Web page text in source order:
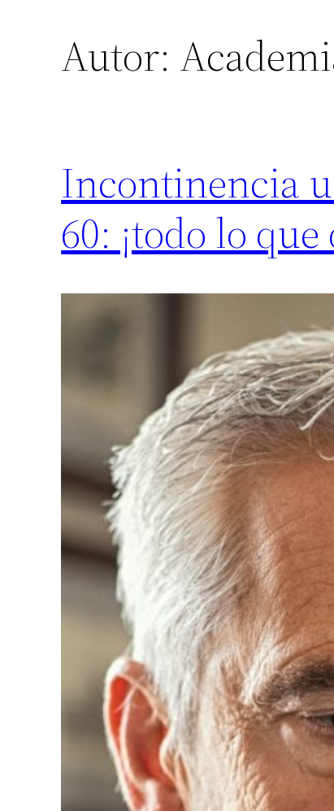
Autor:
Incontinencia
60: ¡todo lo